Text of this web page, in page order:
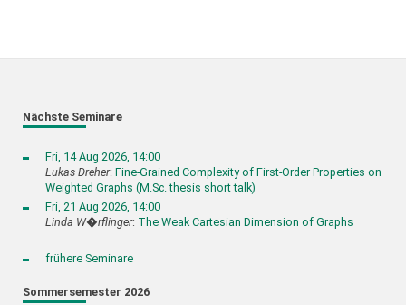
Nächste Seminare
Fri, 14 Aug 2026, 14:00
Lukas Dreher: Fine-Grained Complexity of First-Order Properties on
Weighted Graphs (M.Sc. thesis short talk)
Fri, 21 Aug 2026, 14:00
Linda W�rflinger: The Weak Cartesian Dimension of Graphs
frühere Seminare
Sommersemester 2026